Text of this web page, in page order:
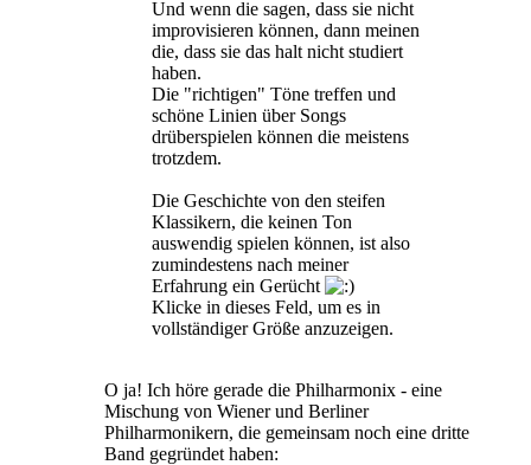
Und wenn die sagen, dass sie nicht
improvisieren können, dann meinen
die, dass sie das halt nicht studiert
haben.
Die "richtigen" Töne treffen und
schöne Linien über Songs
drüberspielen können die meistens
trotzdem.
Die Geschichte von den steifen
Klassikern, die keinen Ton
auswendig spielen können, ist also
zumindestens nach meiner
Erfahrung ein Gerücht
Klicke in dieses Feld, um es in
vollständiger Größe anzuzeigen.
O ja! Ich höre gerade die Philharmonix - eine
Mischung von Wiener und Berliner
Philharmonikern, die gemeinsam noch eine dritte
Band gegründet haben: